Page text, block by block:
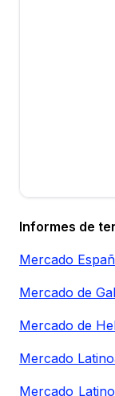
Informes de
Mercado
Mercado de
Mercado de
Mercado
Mercado